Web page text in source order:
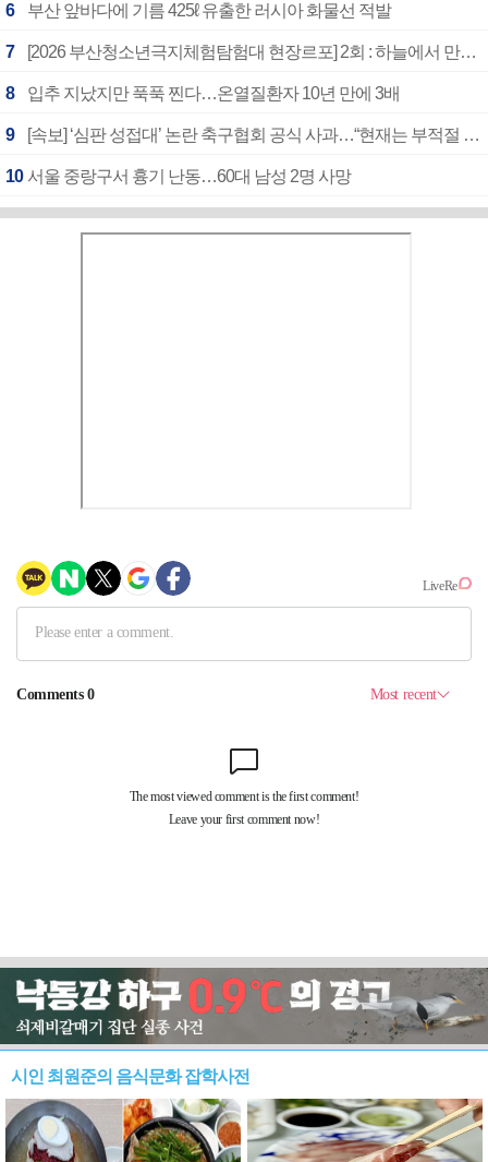
6 부산 앞바다에 기름 425ℓ 유출한 러시아 화물선 적발
7 [2026 부산청소년극지체험탐험대 현장르포] 2회 : 하늘에서 만난 얼음의 나라
8 입추 지났지만 푹푹 찐다…온열질환자 10년 만에 3배
9 [속보] ‘심판 성접대’ 논란 축구협회 공식 사과…“현재는 부적절 행위 없어”
10 서울 중랑구서 흉기 난동…60대 남성 2명 사망
시인 최원준의 음식문화 잡학사전